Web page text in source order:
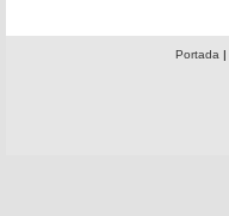
Portada |